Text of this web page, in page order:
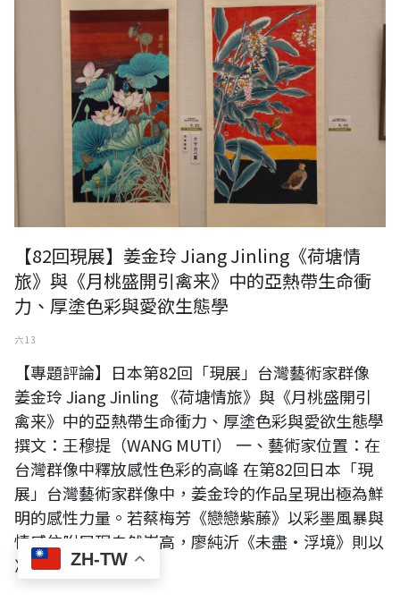
ZH-TW
【82回現展】姜金玲 Jiang Jinling《荷塘情
旅》與《月桃盛開引禽来》中的亞熱帶生命衝
力、厚塗色彩與愛欲生態學
六 13
【專題評論】日本第82回「現展」台灣藝術家群像
姜金玲 Jiang Jinling 《荷塘情旅》與《月桃盛開引
禽来》中的亞熱帶生命衝力、厚塗色彩與愛欲生態學
撰文：王穆提（WANG MUTI） 一、藝術家位置：在
台灣群像中釋放感性色彩的高峰 在第82回日本「現
展」台灣藝術家群像中，姜金玲的作品呈現出極為鮮
明的感性力量。若蔡梅芳《戀戀紫藤》以彩墨風暴與
情感依附展現自然崇高，廖純沂《未盡・浮境》則以
冷...